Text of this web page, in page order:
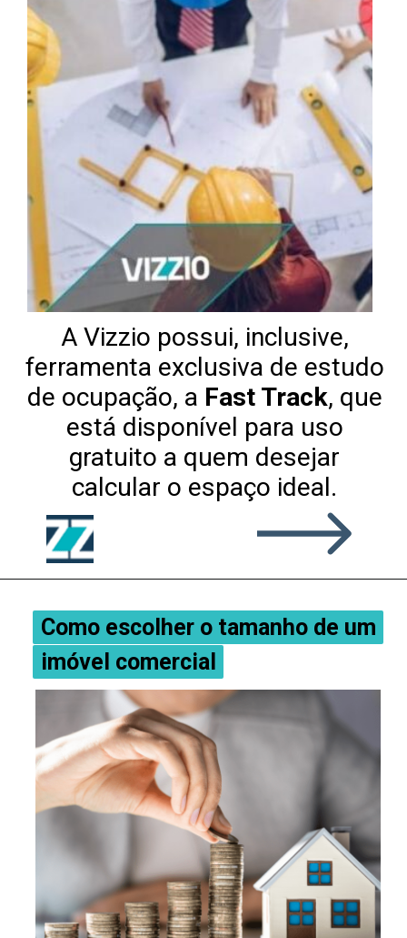
A Vizzio possui, inclusive,
ferramenta exclusiva de estudo
de ocupação, a Fast Track, que
está disponível para uso
gratuito a quem desejar
calcular o espaço ideal.
Como escolher o tamanho de um
imóvel comercial
Como escolher o tamanho de um
imóvel comercial